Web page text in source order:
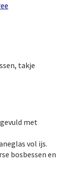
takje
met
vol ijs.
bosbessen en